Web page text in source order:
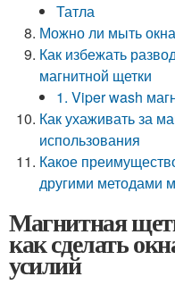
Татла
Можно ли мыть
Как избежать
магнитной щетки
1. Viper wash
Как ухаживать за
использования
Какое
другими методами
Магнитная
как сделать
усилий